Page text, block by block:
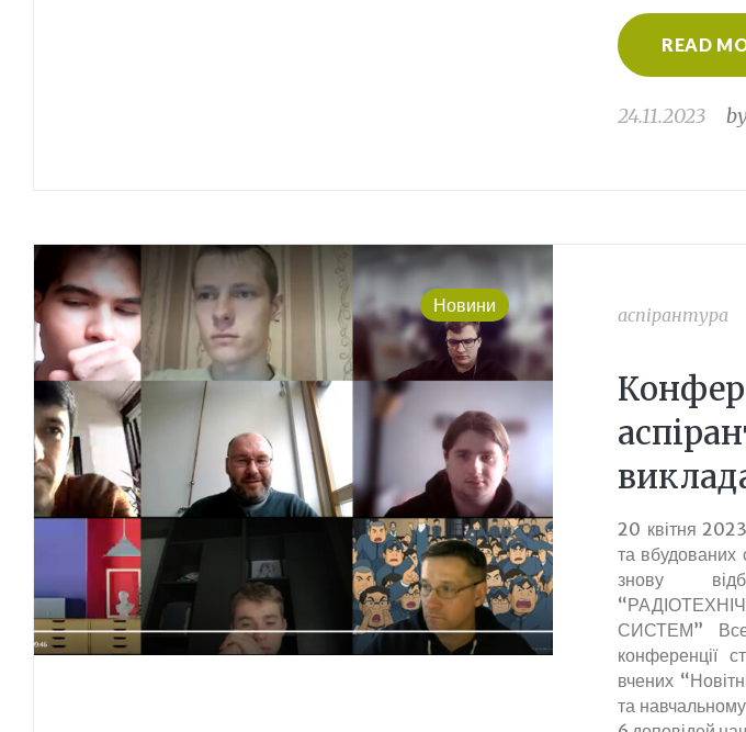
READ
24.11.2023
Новини аспірантура
20 квітня
та вбудованих
знову
СИСТЕМ”
конференції
вчених
та